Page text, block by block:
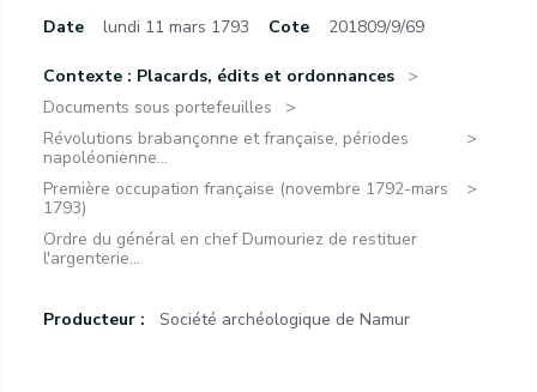
Date lundi 11 mars 1793 Cote 201809/9/69
Contexte : Placards, édits et ordonnances
Documents sous portefeuilles
Révolutions brabançonne et française, périodes
napoléonienne...
Première occupation française (novembre 1792-mars
1793)
Ordre du général en chef Dumouriez de restituer
l'argenterie...
Producteur : Société archéologique de Namur